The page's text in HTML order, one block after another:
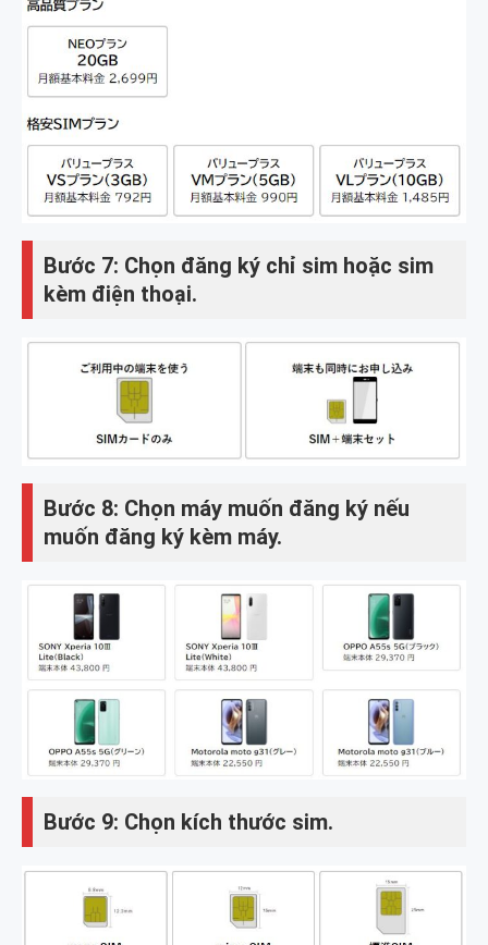
Bước 7: Chọn đăng ký chỉ sim hoặc sim
kèm điện thoại.
Bước 8: Chọn máy muốn đăng ký nếu
muốn đăng ký kèm máy.
Bước 9: Chọn kích thước sim.